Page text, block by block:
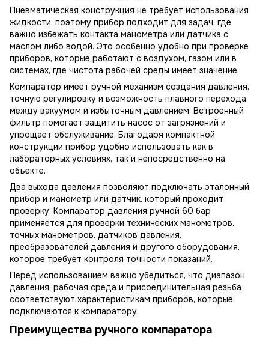
Пневматическая конструкция не требует использования
жидкости, поэтому прибор подходит для задач, где
важно избежать контакта манометра или датчика с
маслом либо водой. Это особенно удобно при проверке
приборов, которые работают с воздухом, газом или в
системах, где чистота рабочей среды имеет значение.
Компаратор имеет ручной механизм создания давления,
точную регулировку и возможность плавного перехода
между вакуумом и избыточным давлением. Встроенный
фильтр помогает защитить насос от загрязнений и
упрощает обслуживание. Благодаря компактной
конструкции прибор удобно использовать как в
лабораторных условиях, так и непосредственно на
объекте.
Два выхода давления позволяют подключать эталонный
прибор и манометр или датчик, который проходит
проверку. Компаратор давления ручной 60 бар
применяется для проверки технических манометров,
точных манометров, датчиков давления,
преобразователей давления и другого оборудования,
которое требует контроля точности показаний.
Перед использованием важно убедиться, что диапазон
давления, рабочая среда и присоединительная резьба
соответствуют характеристикам приборов, которые
подключаются к компаратору.
Преимущества ручного компаратора